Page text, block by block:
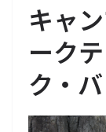
キャ
ーク
ク・